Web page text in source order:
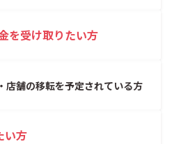
を受け取りたい方
店舗の移転を予定されている方
い方